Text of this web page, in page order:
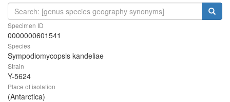
Specimen ID
0000000601541
Species
Sympodiomycopsis kandeliae
Strain
Y-5624
Place of isolation
(Antarctica)